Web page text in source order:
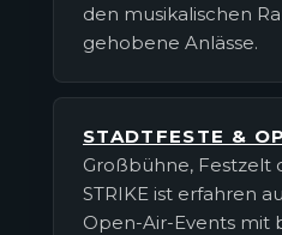
den musikalischen
gehobene Anlässe.
STADTFESTE &
Großbühne, Festzelt
STRIKE ist erfahren
Open-Air-Events mit